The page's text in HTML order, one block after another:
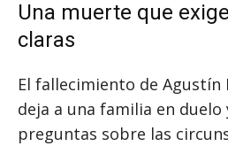
Una muerte que
claras
El fallecimiento de Agustín
deja a una familia en
preguntas sobre las